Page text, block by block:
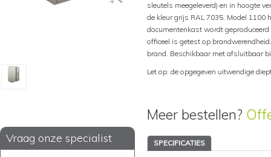
Vraag onze specialist
sleutels meegeleverd) en in hoogte
de kleur grijs RAL 7035. Model 1100
documentenkast wordt
officeel is getest op
brand. Beschikbaar met afsluitbaar
Let op: de opgegeven uitwendige
Meer bestellen?
SPECIFICATIES